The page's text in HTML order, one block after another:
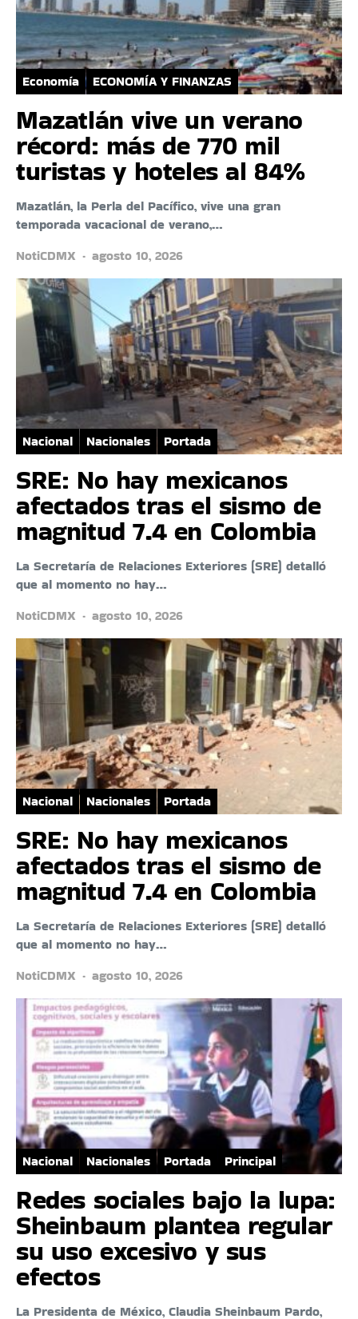
Economía ECONOMÍA Y FINANZAS
Mazatlán vive un verano
récord: más de 770 mil
turistas y hoteles al 84%
Mazatlán, la Perla del Pacífico, vive una gran
temporada vacacional de verano,…
NotiCDMX
agosto 10, 2026
Nacional Nacionales Portada
SRE: No hay mexicanos
afectados tras el sismo de
magnitud 7.4 en Colombia
La Secretaría de Relaciones Exteriores (SRE) detalló
que al momento no hay…
NotiCDMX
agosto 10, 2026
Nacional Nacionales Portada
SRE: No hay mexicanos
afectados tras el sismo de
magnitud 7.4 en Colombia
La Secretaría de Relaciones Exteriores (SRE) detalló
que al momento no hay…
NotiCDMX
agosto 10, 2026
Nacional Nacionales Portada Principal
Redes sociales bajo la lupa:
Sheinbaum plantea regular
su uso excesivo y sus
efectos
La Presidenta de México, Claudia Sheinbaum Pardo,